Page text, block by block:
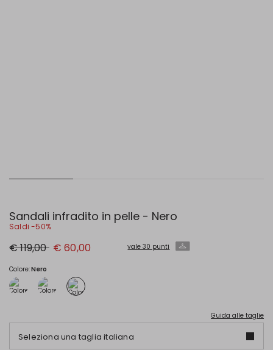
Sandali infradito in pelle - Nero
Saldi -50%
Prezzo
originale
119,00
€ 119,00 Nuovo
prezzo
€ 60,00 vale 30 punti
Colore:Nero
Guida alle taglie
Seleziona una taglia italiana